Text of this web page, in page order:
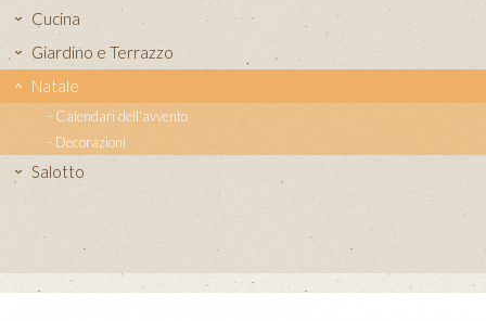
Cucina
Giardino e Terrazzo
Natale
Calendari dell'avvento
Decorazioni
Salotto